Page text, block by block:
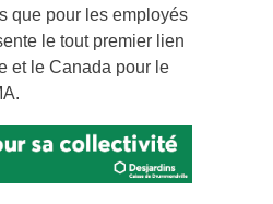
que pour les employés
le tout premier lien
et le Canada pour le